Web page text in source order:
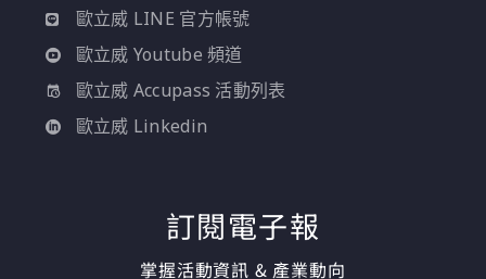
歐立威 LINE 官方帳號
歐立威 Youtube 頻道
歐立威 Accupass 活動列表
歐立威 Linkedin
訂閱電子報
掌握活動資訊 & 產業動向